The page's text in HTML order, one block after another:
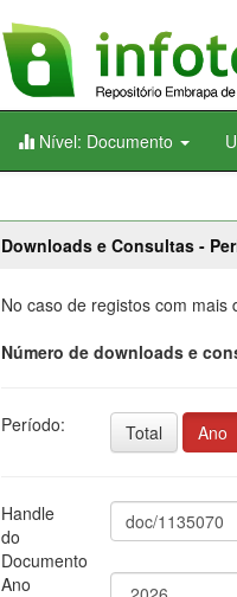
Nível: Documento
Downloads e Consultas -
No caso de registos com
Número de downloads e
Período: Total Ano
Handle
do
Documento
Ano